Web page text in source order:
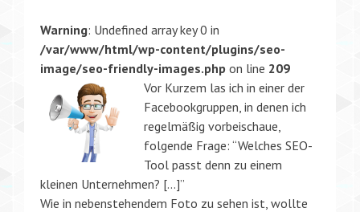
Warning: Undefined array key 0 in
/var/www/html/wp-content/plugins/seo-
image/seo-friendly-images.php on line 209
Vor Kurzem las ich in einer der
Facebookgruppen, in denen ich
regelmäßig vorbeischaue,
folgende Frage: “Welches SEO-
Tool passt denn zu einem
kleinen Unternehmen? […]”
Wie in nebenstehendem Foto zu sehen ist, wollte